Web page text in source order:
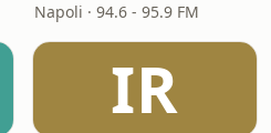
Napoli · 94.6 - 95.9 FM
IR